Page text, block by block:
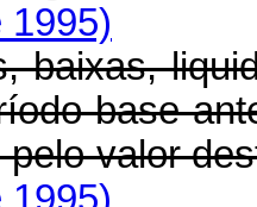
1995)
baixas,
base
valor